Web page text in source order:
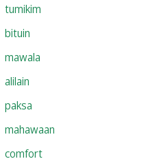
tumikim
bituin
mawala
alilain
paksa
mahawaan
comfort